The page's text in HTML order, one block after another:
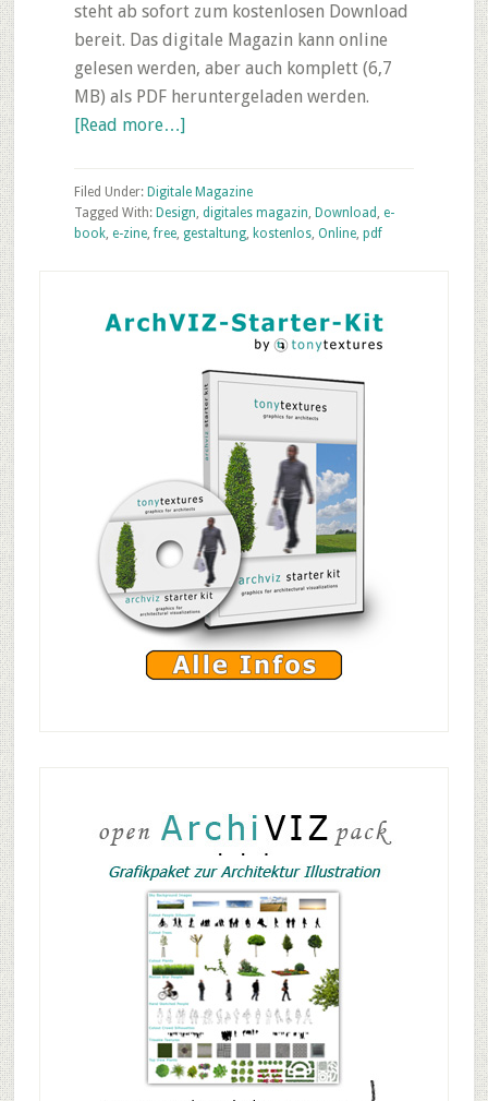
steht ab sofort zum kostenlosen Download
bereit. Das digitale Magazin kann online
gelesen werden, aber auch komplett (6,7
MB) als PDF heruntergeladen werden.
[Read more…]about
5“
online
–
Design
Magazin
Filed Under: Digitale Magazine
Tagged With: Design, digitales magazin, Download , e-
book, e-zine,free, gestaltung, kostenlos, Online, pdf
Sidebar